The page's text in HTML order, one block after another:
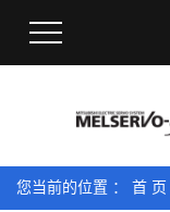
您当前的位置 ： 首 页